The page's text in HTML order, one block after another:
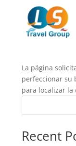
No se
La página
perfeccionar su
para localizar la
Recent